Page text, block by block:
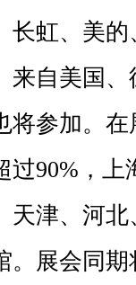
长虹、美
来自美国
将参加。在
90%，上
天津、河
。展会同